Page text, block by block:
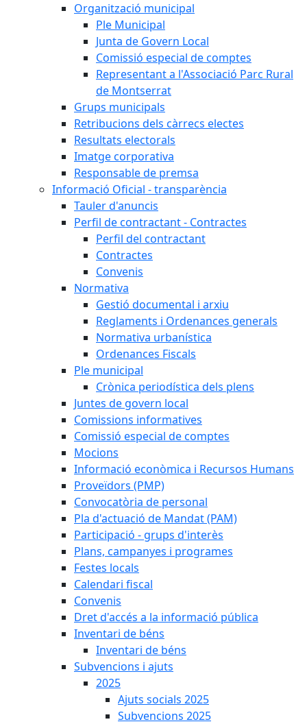
Organització municipal
Ple Municipal
Junta de Govern Local
Comissió especial de comptes
Representant a l'Associació Parc Rural
de Montserrat
Grups municipals
Retribucions dels càrrecs electes
Resultats electorals
Imatge corporativa
Responsable de premsa
Informació Oficial - transparència
Tauler d'anuncis
Perfil de contractant - Contractes
Perfil del contractant
Contractes
Convenis
Normativa
Gestió documental i arxiu
Reglaments i Ordenances generals
Normativa urbanística
Ordenances Fiscals
Ple municipal
Crònica periodística dels plens
Juntes de govern local
Comissions informatives
Comissió especial de comptes
Mocions
Informació econòmica i Recursos Humans
Proveïdors (PMP)
Convocatòria de personal
Pla d'actuació de Mandat (PAM)
Participació - grups d'interès
Plans, campanyes i programes
Festes locals
Calendari fiscal
Convenis
Dret d'accés a la informació pública
Inventari de béns
Inventari de béns
Subvencions i ajuts
2025
Ajuts socials 2025
Subvencions 2025